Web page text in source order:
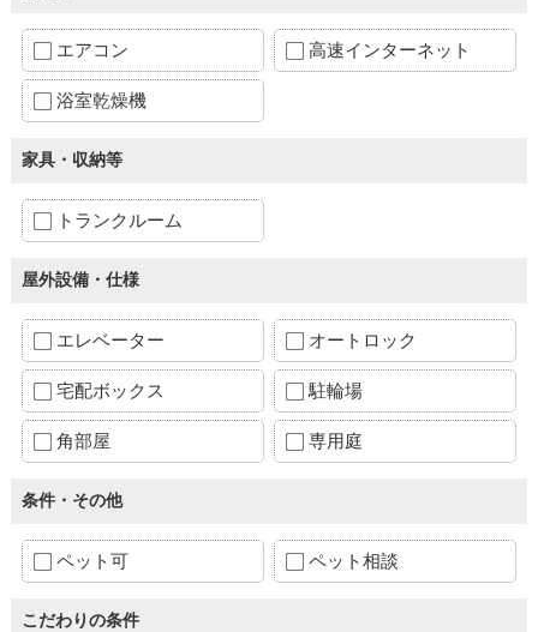
エアコン 高速インターネット
浴室乾燥機
家具・収納等
トランクルーム
屋外設備・仕様
エレベーター オートロック
宅配ボックス 駐輪場
角部屋 専用庭
条件・その他
ペット可 ペット相談
こだわりの条件